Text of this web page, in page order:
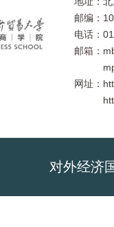
邮编：
电话：
邮箱：
网址：
对外经济